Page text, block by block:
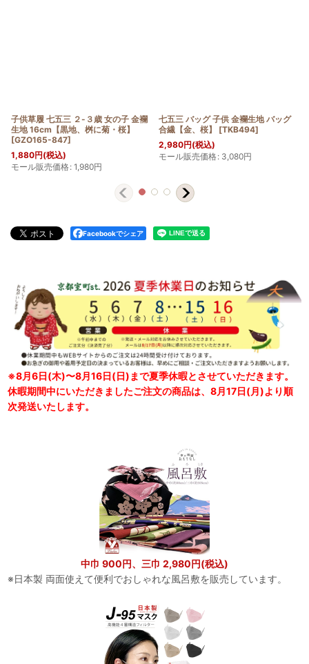
子供草履 七五三 ２-３歳 女の子 金襴
生地 16cm【黒地、桝に菊・桜】
[GZO165-847]
1,880円(税込)
モール販売価格: 1,980円
七五三 バッグ 子供 金襴生地 バッグ
合繊【金、桜】
[TKB494]
2,980円(税込)
モール販売価格: 3,080円
Facebookでシェア
※8月6日(木)〜8月16日(日)まで夏季休暇とさせていただきます。
休暇期間中にいただきましたご注文の商品は、8月17日(月)より順
次発送いたします。
中巾 900円、三巾 2,980円(税込)
※日本製 両面使えて便利でおしゃれな風呂敷を販売しています。